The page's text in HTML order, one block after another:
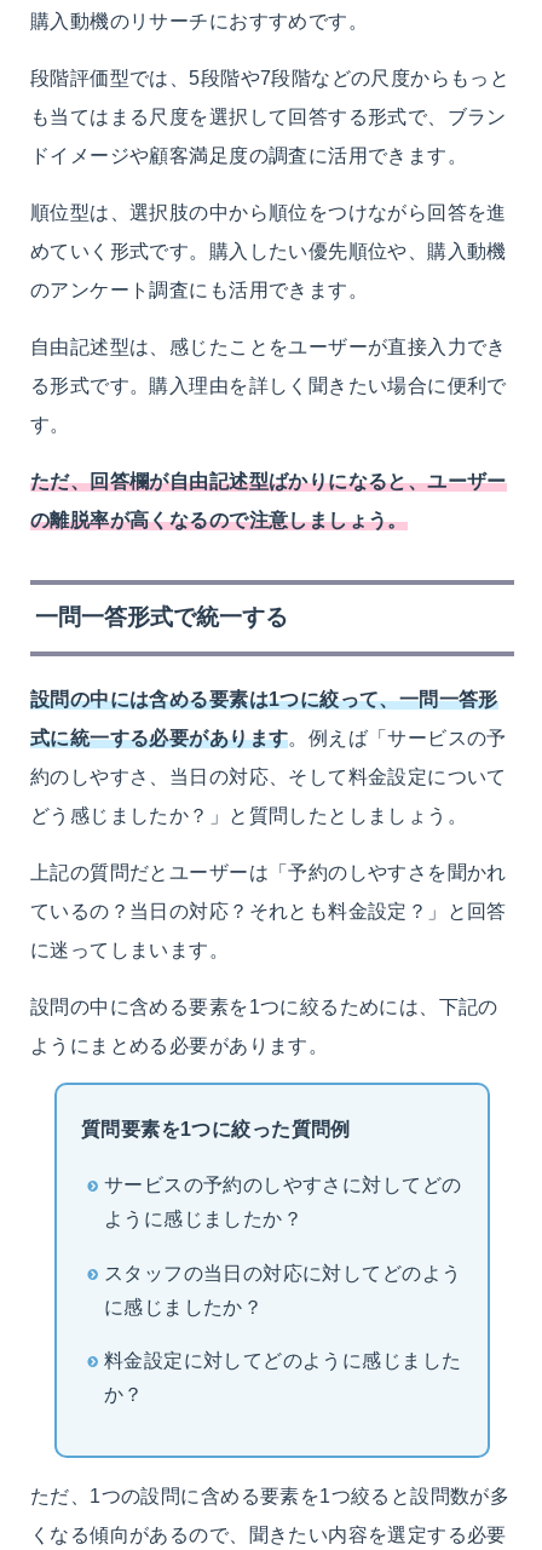
購入動機のリサーチにおすすめです。
段階評価型では、5段階や7段階などの尺度からもっと
も当てはまる尺度を選択して回答する形式で、ブラン
ドイメージや顧客満足度の調査に活用できます。
順位型は、選択肢の中から順位をつけながら回答を進
めていく形式です。購入したい優先順位や、購入動機
のアンケート調査にも活用できます。
自由記述型は、感じたことをユーザーが直接入力でき
る形式です。購入理由を詳しく聞きたい場合に便利で
す。
ただ、回答欄が自由記述型ばかりになると、ユーザー
の離脱率が高くなるので注意しましょう。
一問一答形式で統一する
設問の中には含める要素は1つに絞って、一問一答形
式に統一する必要があります。例えば「サービスの予
約のしやすさ、当日の対応、そして料金設定について
どう感じましたか？」と質問したとしましょう。
上記の質問だとユーザーは「予約のしやすさを聞かれ
ているの？当日の対応？それとも料金設定？」と回答
に迷ってしまいます。
設問の中に含める要素を1つに絞るためには、下記の
ようにまとめる必要があります。
質問要素を1つに絞った質問例
サービスの予約のしやすさに対してどの
ように感じましたか？
スタッフの当日の対応に対してどのよう
に感じましたか？
料金設定に対してどのように感じました
か？
ただ、1つの設問に含める要素を1つ絞ると設問数が多
くなる傾向があるので、聞きたい内容を選定する必要